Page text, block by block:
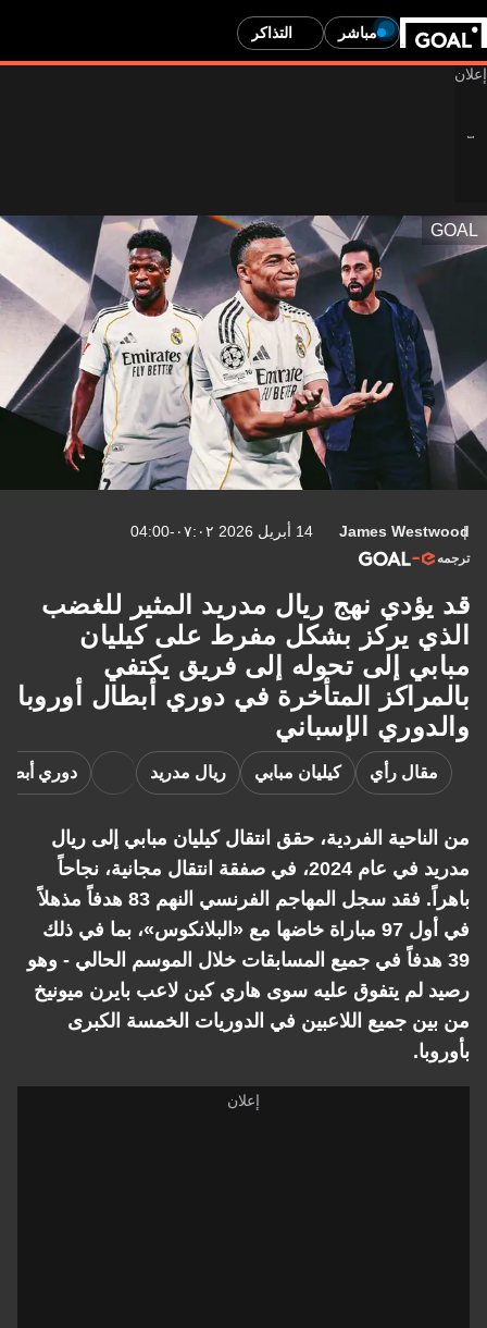
مباشر التذاكر
GOAL
James Westwood 14 أبريل 2026 ٠٧:٠٢-04:00
ترجمه
قد يؤدي نهج ريال مدريد المثير للغضب
الذي يركز بشكل مفرط على كيليان
مبابي إلى تحوله إلى فريق يكتفي
بالمراكز المتأخرة في دوري أبطال أوروبا
والدوري الإسباني
مقال رأي كيليان مبابي ريال مدريد دوري
من الناحية الفردية، حقق انتقال كيليان مبابي إلى ريال
مدريد في عام 2024، في صفقة انتقال مجانية، نجاحاً
باهراً. فقد سجل المهاجم الفرنسي النهم 83 هدفاً مذهلاً
في أول 97 مباراة خاضها مع «البلانكوس»، بما في ذلك
39 هدفاً في جميع المسابقات خلال الموسم الحالي - وهو
رصيد لم يتفوق عليه سوى هاري كين لاعب بايرن ميونيخ
من بين جميع اللاعبين في الدوريات الخمسة الكبرى
بأوروبا.